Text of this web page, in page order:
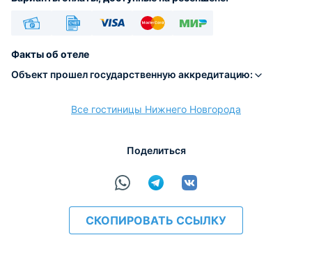
расчёт
Факты об отеле
Объект прошел государственную аккредитацию:
Все гостиницы Нижнего Новгорода
Поделиться
СКОПИРОВАТЬ ССЫЛКУ